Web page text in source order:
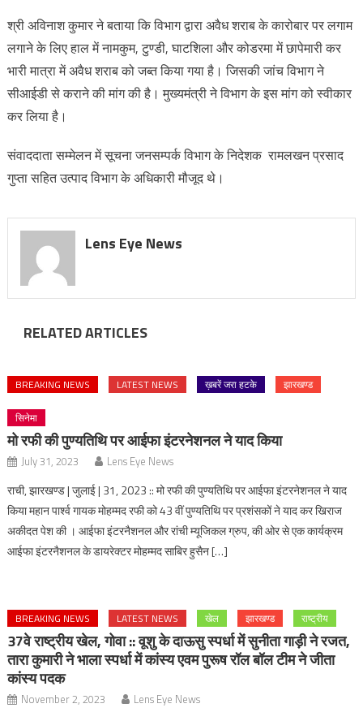
श्री अविनाश कुमार ने बताया कि विभाग द्वारा अवैध शराब के कारोबार पर लगाम
लगाने के लिए हाल में नामकुम, टुण्डी, घाटशिला और कोडरमा में छापेमारी कर
भारी मात्रा में अवैध शराब को जब्त किया गया है। जिसकी जांच विभाग ने
सीआईडी से कराने की मांग की है। मुख्यमंत्री ने विभाग के इस मांग को स्वीकार
कर लिया है।
संवाददाता सम्मेलन में सूचना जनसम्पर्क विभाग के निदेशक रामलखन प्रसाद
गुप्ता सहित उत्पाद विभाग के अधिकारी मौजूद थे।
Lens Eye News
RELATED ARTICLES
BREAKING NEWS LATEST NEWS ख़बरें जरा हटके झारखण्ड
सिनेमा
मो रफी की पुण्यतिथि पर आईफा इंटरनेशनल ने याद किया
July 31, 2023 Lens Eye News
राची, झारखण्ड | जुलाई | 31, 2023 :: मो रफी की पुण्यतिथि पर आईफा इंटरनेशनल ने याद
किया महान पार्श्व गायक मोहम्मद रफी को 43 वीं पुण्यतिथि पर प्रशंसकों ने याद कर खिराज
अकीदत पेश की । आईफा इंटरनैशनल और रांची म्यूजिकल ग्रुप, की ओर से एक कार्यक्रम
आईफा इंटरनैशनल के डायरेक्टर मोहम्मद साबिर हुसैन […]
BREAKING NEWS LATEST NEWS खेल झारखण्ड राष्ट्रीय
37वे राष्ट्रीय खेल, गोवा :: वूशु के दाऊसु स्पर्धा में सुनीता गाड़ी ने रजत,
तारा कुमारी ने भाला स्पर्धा में कांस्य एवम पुरूष रॉल बॉल टीम ने जीता
कांस्य पदक
November 2, 2023 Lens Eye News